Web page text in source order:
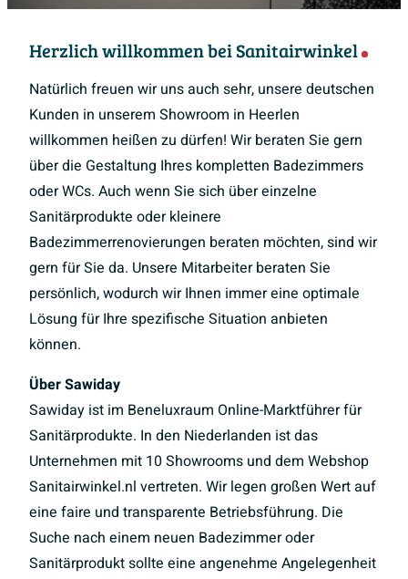
Herzlich willkommen bei Sanitairwinkel
Natürlich freuen wir uns auch sehr, unsere deutschen
Kunden in unserem Showroom in Heerlen
willkommen heißen zu dürfen! Wir beraten Sie gern
über die Gestaltung Ihres kompletten Badezimmers
oder WCs. Auch wenn Sie sich über einzelne
Sanitärprodukte oder kleinere
Badezimmerrenovierungen beraten möchten, sind wir
gern für Sie da. Unsere Mitarbeiter beraten Sie
persönlich, wodurch wir Ihnen immer eine optimale
Lösung für Ihre spezifische Situation anbieten
können.
Über Sawiday
Sawiday ist im Beneluxraum Online-Marktführer für
Sanitärprodukte. In den Niederlanden ist das
Unternehmen mit 10 Showrooms und dem Webshop
Sanitairwinkel.nl vertreten. Wir legen großen Wert auf
eine faire und transparente Betriebsführung. Die
Suche nach einem neuen Badezimmer oder
Sanitärprodukt sollte eine angenehme Angelegenheit